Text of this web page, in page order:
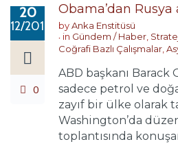
20
12/2016
0
Obama’dan Rusya
byAnka Enstitüsü
in Gündem / Haber
Coğrafi Bazlı Çalışmalar
ABD başkanı Barack
sadece petrol ve
zayıf bir ülke olarak
Washington’da
toplantısında